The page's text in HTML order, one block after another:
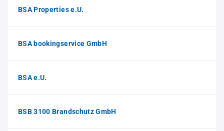
BSA Properties e.U.
BSA bookingservice GmbH
BSA e.U.
BSB 3100 Brandschutz GmbH